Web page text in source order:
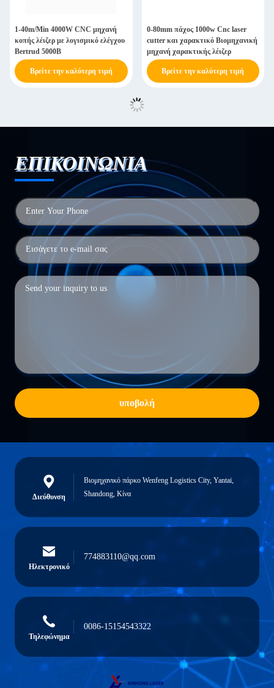
1-40m/Min 4000W CNC μηχανή
κοπής λέιζερ με λογισμικό ελέγχου
Bertrud 5000B
Βρείτε την καλύτερη τιμή
0-80mm πάχος 1000w Cnc laser
cutter και χαρακτικό Βιομηχανική
μηχανή χαρακτικής λέιζερ
Βρείτε την καλύτερη τιμή
ΕΠΙΚΟΙΝΩΝΙΑ
υποβολή
Διεύθυνση
Βιομηχανικό πάρκο Wenfeng Logistics City, Yantai,
Shandong, Κίνα
Ηλεκτρονικό
774883110@qq.com
Τηλεφώνημα
0086-15154543322